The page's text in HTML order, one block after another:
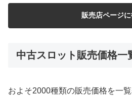
販売店ページに
中古スロット販売価格一
およそ2000種類の販売価格を一